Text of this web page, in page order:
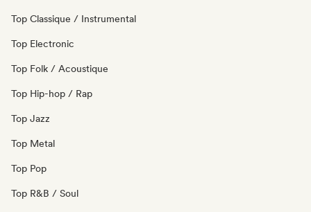
Top Classique / Instrumental
Top Electronic
Top Folk / Acoustique
Top Hip-hop / Rap
Top Jazz
Top Metal
Top Pop
Top R&B / Soul